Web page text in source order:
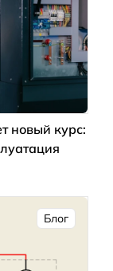
новый курс:
Блог